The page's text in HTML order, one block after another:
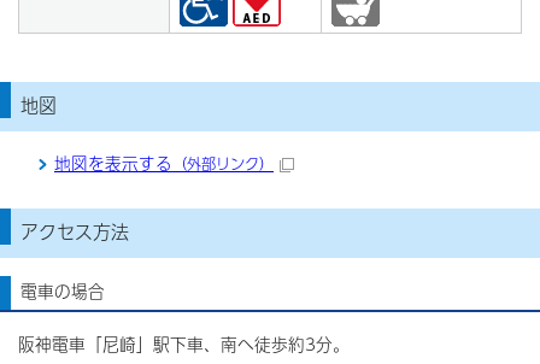
地図
地図を表示する （外部リンク）
アクセス方法
電車の場合
阪神電車「尼崎」駅下車、南へ徒歩約3分。